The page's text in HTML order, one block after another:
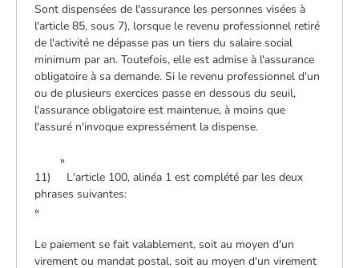
Sont dispensées de l'assurance les personnes visées à
l'article 85, sous 7), lorsque le revenu professionnel retiré
de l'activité ne dépasse pas un tiers du salaire social
minimum par an. Toutefois, elle est admise à l'assurance
obligatoire à sa demande. Si le revenu professionnel d'un
ou de plusieurs exercices passe en dessous du seuil,
l'assurance obligatoire est maintenue, à moins que
l'assuré n'invoque expressément la dispense.
»
11) L'article 100, alinéa 1 est complété par les deux
phrases suivantes:
«
Le paiement se fait valablement, soit au moyen d'un
virement ou mandat postal, soit au moyen d'un virement